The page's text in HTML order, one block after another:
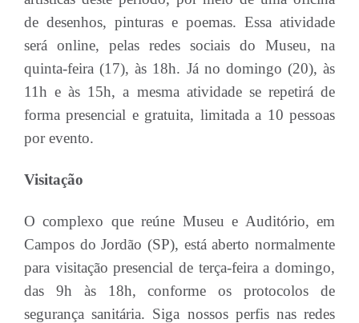
de desenhos, pinturas e poemas. Essa atividade
será online, pelas redes sociais do Museu, na
quinta-feira (17), às 18h. Já no domingo (20), às
11h e às 15h, a mesma atividade se repetirá de
forma presencial e gratuita, limitada a 10 pessoas
por evento.
Visitação
O complexo que reúne Museu e Auditório, em
Campos do Jordão (SP), está aberto normalmente
para visitação presencial de terça-feira a domingo,
das 9h às 18h, conforme os protocolos de
segurança sanitária. Siga nossos perfis nas redes